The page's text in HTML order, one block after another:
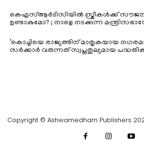
കെഎസ്ആർടിസിയിൽ സ്ത്രീകൾക്ക്
ഉണ്ടാകുമോ? ; നാളെ നടക്കുന്ന
‘കൊച്ചിയെ രാജ്യത്തിന് മാതൃകയായ
സർക്കാർ വരുന്നത് സ്വപ്നതുല്യമായ
Copyright © Ashwamedham Publishers